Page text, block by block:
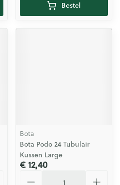
Bestel
Bota
Bota Podo 24 Tubulair
Kussen Large
€ 12,40